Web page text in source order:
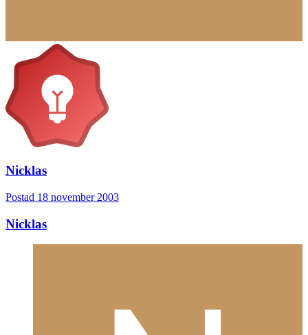
Nicklas
Postad 18 november 2003
Nicklas